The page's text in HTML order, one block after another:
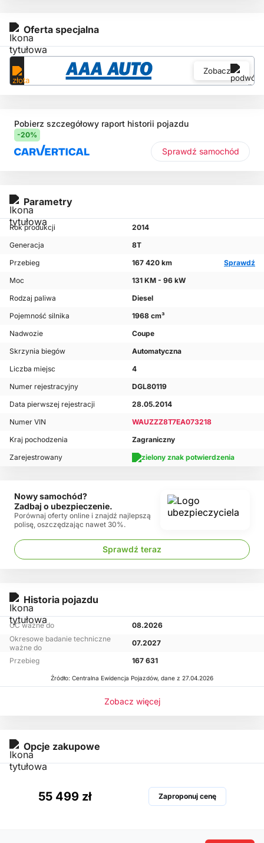
Pobierz szczegółowy raport historii pojazdu
-20%
Sprawdź samochód
Parametry
Rok produkcji
2014
Generacja
8T
Przebieg
167 420 km
Sprawdź
Moc
131 KM - 96 kW
Rodzaj paliwa
Diesel
Pojemność silnika
1968 cm³
Nadwozie
Coupe
Skrzynia biegów
Automatyczna
Liczba miejsc
4
Numer rejestracyjny
DGL80119
Data pierwszej rejestracji
28.05.2014
Numer VIN
WAUZZZ8T7EA073218
Kraj pochodzenia
Zagraniczny
Zarejestrowany
Historia pojazdu
OC ważne do
08.2026
Okresowe badanie techniczne
ważne do
07.2027
Przebieg
167 631
Źródło: Centralna Ewidencja Pojazdów, dane z 27.04.2026
Zobacz więcej
Opcje zakupowe
55 499 zł Zaproponuj cenę
Oferta specjalna
Zobacz
Nowy samochód?
Zadbaj o ubezpieczenie.
Porównaj oferty online i znajdź najlepszą
polisę, oszczędzając nawet 30%.
Sprawdź teraz